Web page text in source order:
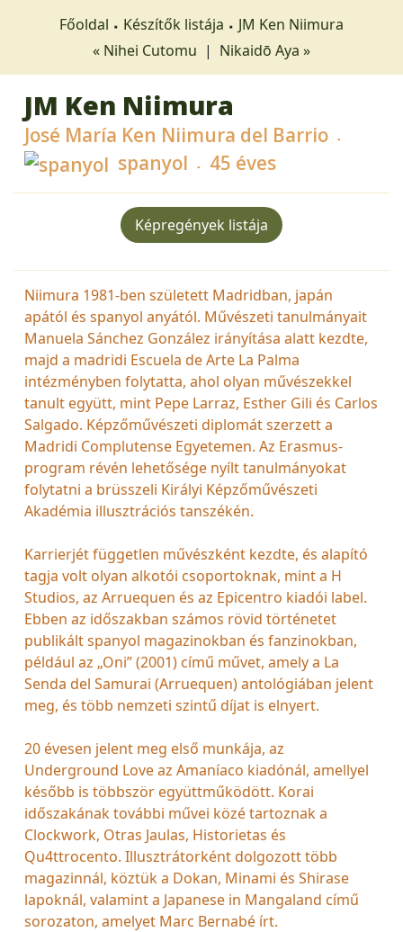
Főoldal Készítők listája
JM Ken Niimura
« Nihei Cutomu | Nikaidō Aya »
JM Ken Niimura
José María Ken Niimura del Barrio
spanyol
45 éves
Képregények listája
Niimura 1981-ben született Madridban, japán
apától és spanyol anyától. Művészeti tanulmányait
Manuela Sánchez González irányítása alatt kezdte,
majd a madridi Escuela de Arte La Palma
intézményben folytatta, ahol olyan művészekkel
tanult együtt, mint Pepe Larraz, Esther Gili és Carlos
Salgado. Képzőművészeti diplomát szerzett a
Madridi Complutense Egyetemen. Az Erasmus-
program révén lehetősége nyílt tanulmányokat
folytatni a brüsszeli Királyi Képzőművészeti
Akadémia illusztrációs tanszékén.
Karrierjét független művészként kezdte, és alapító
tagja volt olyan alkotói csoportoknak, mint a H
Studios, az Arruequen és az Epicentro kiadói label.
Ebben az időszakban számos rövid történetet
publikált spanyol magazinokban és fanzinokban,
például az „Oni” (2001) című művet, amely a La
Senda del Samurai (Arruequen) antológiában jelent
meg, és több nemzeti szintű díjat is elnyert.
20 évesen jelent meg első munkája, az
Underground Love az Amaníaco kiadónál, amellyel
később is többször együttműködött. Korai
időszakának további művei közé tartoznak a
Clockwork, Otras Jaulas, Historietas és
Qu4ttrocento. Illusztrátorként dolgozott több
magazinnál, köztük a Dokan, Minami és Shirase
lapoknál, valamint a Japanese in Mangaland című
sorozaton, amelyet Marc Bernabé írt.